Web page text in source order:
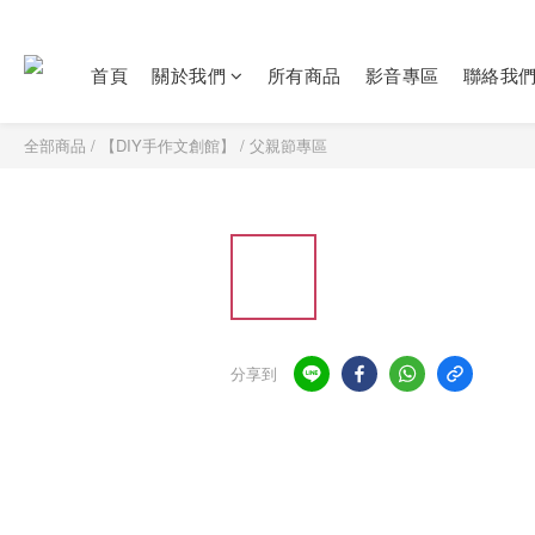
首頁 關於我們 所有商品 影音專區 聯絡我
全部商品 / 【DIY手作文創館】 / 父親節專區
分享到